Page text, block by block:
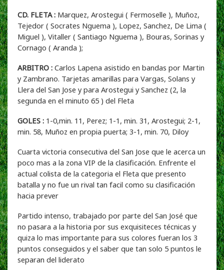
CD. FLETA : Marquez, Arostegui ( Fermoselle ), Muñoz,
Tejedor ( Socrates Nguema ), Lopez, Sanchez, De Lima (
Miguel ), Vitaller ( Santiago Nguema ), Bouras, Sorinas y
Cornago ( Aranda );
ARBITRO : Carlos Lapena asistido en bandas por Martin
y Zambrano. Tarjetas amarillas para Vargas, Solans y
Llera del San Jose y para Arostegui y Sanchez (2, la
segunda en el minuto 65 ) del Fleta
GOLES : 1-0,min. 11, Perez; 1-1, min. 31, Arostegui; 2-1,
min. 58, Muñoz en propia puerta; 3-1, min. 70, Diloy
Cuarta victoria consecutiva del San Jose que le acerca un
poco mas a la zona VIP de la clasificación. Enfrente el
actual colista de la categoria el Fleta que presento
batalla y no fue un rival tan facil como su clasificación
hacia prever
Partido intenso, trabajado por parte del San José que
no pasara a la historia por sus exquisiteces técnicas y
quiza lo mas importante para sus colores fueran los 3
puntos conseguidos y el saber que tan solo 5 puntos le
separan del liderato